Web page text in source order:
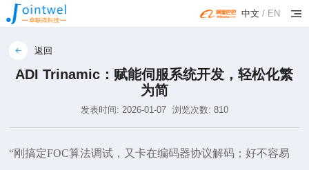
中文 / EN
返回
ADI Trinamic：赋能伺服系统开发，轻松化繁
为简
发表时间: 2026-01-07 浏览次数: 810
“刚搞定FOC算法调试，又卡在编码器协议解码；好不容易